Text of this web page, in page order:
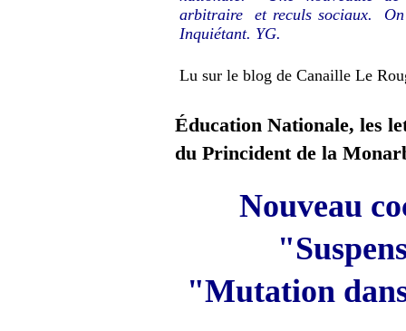
arbitraire et reculs sociaux. On
Inquiétant. YG.
Lu sur le blog de Canaille Le
Éducation Nationale, les
du Princident de la
Nouveau
"Mutation